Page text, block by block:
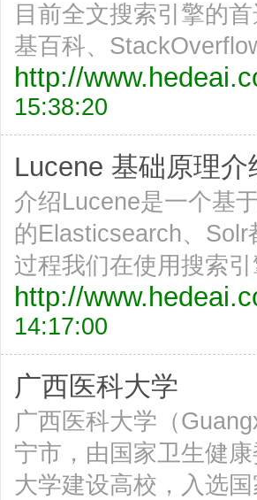
目前全文搜索引擎的
基百科、
http://
15:38:20
Lucene 基础原理介
介绍Lucene是一个基
的Elasticsearch、
过程我们在使用搜索
http://
14:17:00
广西医科大学
广西医科大学（
宁市，由国家卫生健
大学建设高校，入选国